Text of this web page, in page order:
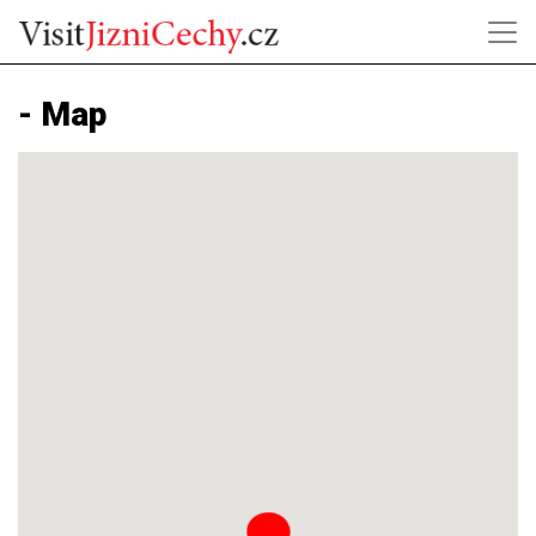
- Map